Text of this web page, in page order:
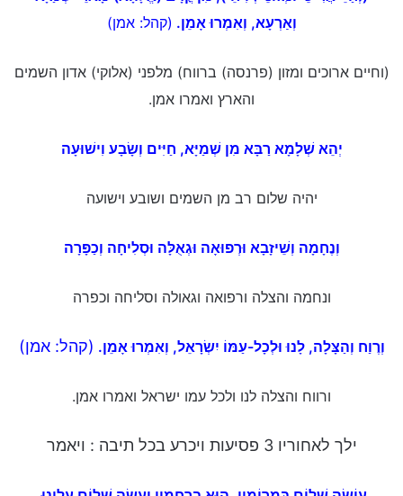
וְאַרְעָא, וְאִמְרוּ אָמֵן. (קהל: אמן)
(וחיים ארוכים ומזון (פרנסה) ברווח) מלפני (אלוקי) אדון השמים
והארץ ואמרו אמן.
יְהֵא שְׁלָמָא רַבָּא מִן שְׁמַיָּא, חַיִּים וְשָׂבָע וִישׁוּעָה
יהיה שלום רב מן השמים ושובע וישועה
וְנֶחָמָה וְשֵׁיזָבָא וּרְפוּאָה וּגְאֻלָּה וּסְלִיחָה וְכַפָּרָה
ונחמה והצלה ורפואה וגאולה וסליחה וכפרה
וְרֶוַח וְהַצָּלָה, לָנוּ וּלְכָל-עַמּוֹ יִשְׂרָאֵל, וְאִמְרוּ אָמֵן. (קהל: אמן)
ורווח והצלה לנו ולכל עמו ישראל ואמרו אמן.
ילך לאחוריו 3 פסיעות ויכרע בכל תיבה : ויאמר